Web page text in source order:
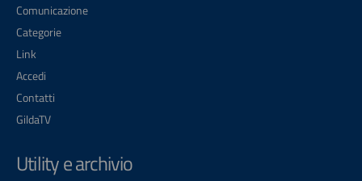
Comunicazione
Categorie
Link
Accedi
Contatti
GildaTV
Utility e archivio